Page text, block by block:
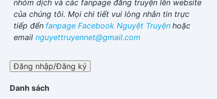
nhóm dịch và các fanpage đăng truyện lên website
của chúng tôi. Mọi chi tiết vui lòng nhắn tin trực
tiếp đến fanpage Facebook Nguyệt Truyện hoặc
email nguyettruyennet@gmail.com
Đăng nhập/Đăng ký
Danh sách